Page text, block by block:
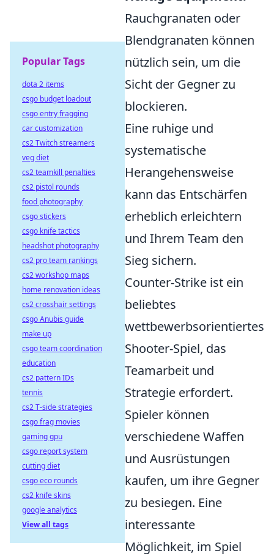
Rauchgranaten oder
Blendgranaten können
nützlich sein, um die
Sicht der Gegner zu
blockieren.
Eine ruhige und
systematische
Herangehensweise
kann das Entschärfen
erheblich erleichtern
und Ihrem Team den
Sieg sichern.
Counter-Strike ist ein
beliebtes
wettbewerbsorientiertes
Shooter-Spiel, das
Teamarbeit und
Strategie erfordert.
Spieler können
verschiedene Waffen
und Ausrüstungen
kaufen, um ihre Gegner
zu besiegen. Eine
interessante
Möglichkeit, im Spiel
Popular Tags
dota 2 items
csgo budget loadout
csgo entry fragging
car customization
cs2 Twitch streamers
veg diet
cs2 teamkill penalties
cs2 pistol rounds
food photography
csgo stickers
csgo knife tactics
headshot photography
cs2 pro team rankings
cs2 workshop maps
home renovation ideas
cs2 crosshair settings
csgo Anubis guide
make up
csgo team coordination
education
cs2 pattern IDs
tennis
cs2 T-side strategies
csgo frag movies
gaming gpu
csgo report system
cutting diet
csgo eco rounds
cs2 knife skins
google analytics
View all tags